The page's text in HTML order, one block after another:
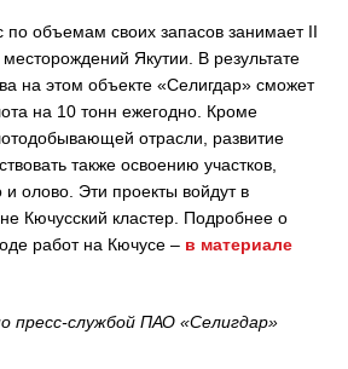
объемам своих запасов занимает II
Якутии. В результате
на этом объекте «Селигдар» сможет
на 10 тонн ежегодно. Кроме
отрасли, развитие
также освоению участков,
олово. Эти проекты войдут в
Кючусский кластер. Подробнее о
работ на Кючусе – в материале
пресс-службой ПАО «Селигдар»